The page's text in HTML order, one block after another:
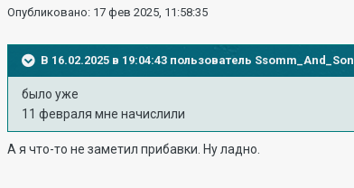
Опубликовано: 17 фев 2025, 11:58:35
В 16.02.2025 в 19:04:43 пользователь Ssomm_And_Son
было уже
11 февраля мне начислили
А я что-то не заметил прибавки. Ну ладно.